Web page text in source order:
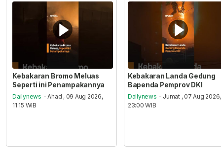
Kebakaran Bromo Meluas
Seperti ini Penampakannya
Dailynews - Ahad , 09 Aug 2026,
11:15 WIB
Kebakaran Landa Gedung
Bapenda Pemprov DKI
Dailynews - Jumat , 07 Aug 2026,
23:00 WIB